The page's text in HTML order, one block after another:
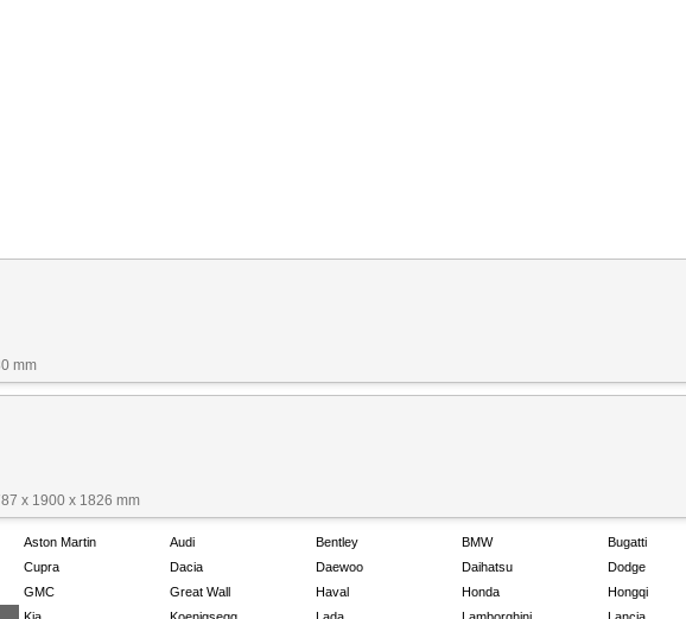
mm
x 1900 x 1826 mm
Aston Martin Audi Bentley BMW Bugatti
Cupra Dacia Daewoo Daihatsu Dodge
GMC Great Wall Haval Honda Hongqi